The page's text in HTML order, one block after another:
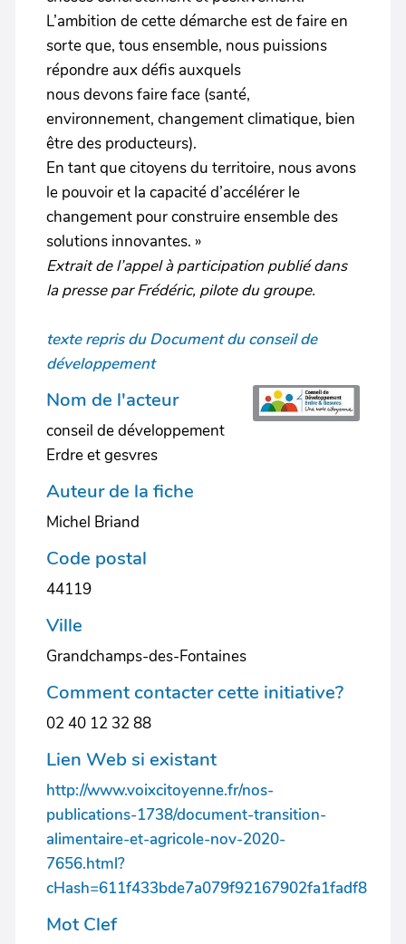
L’ambition de cette démarche est de faire en
sorte que, tous ensemble, nous puissions
répondre aux défis auxquels
nous devons faire face (santé,
environnement, changement climatique, bien
être des producteurs).
En tant que citoyens du territoire, nous avons
le pouvoir et la capacité d’accélérer le
changement pour construire ensemble des
solutions innovantes. »
Extrait de l’appel à participation publié dans
la presse par Frédéric, pilote du groupe.
texte repris du Document du conseil de
développement
Nom de l'acteur
conseil de développement
Erdre et gesvres
Auteur de la fiche
Michel Briand
Code postal
44119
Ville
Grandchamps-des-Fontaines
Comment contacter cette initiative?
02 40 12 32 88
Lien Web si existant
http://www.voixcitoyenne.fr/nos-
publications-1738/document-transition-
alimentaire-et-agricole-nov-2020-
7656.html?
cHash=611f433bde7a079f92167902fa1fadf8
Mot Clef